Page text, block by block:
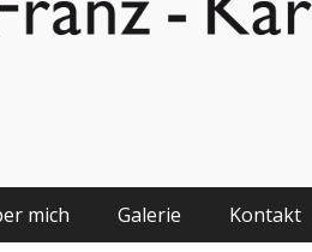
mich Galerie Kontakt